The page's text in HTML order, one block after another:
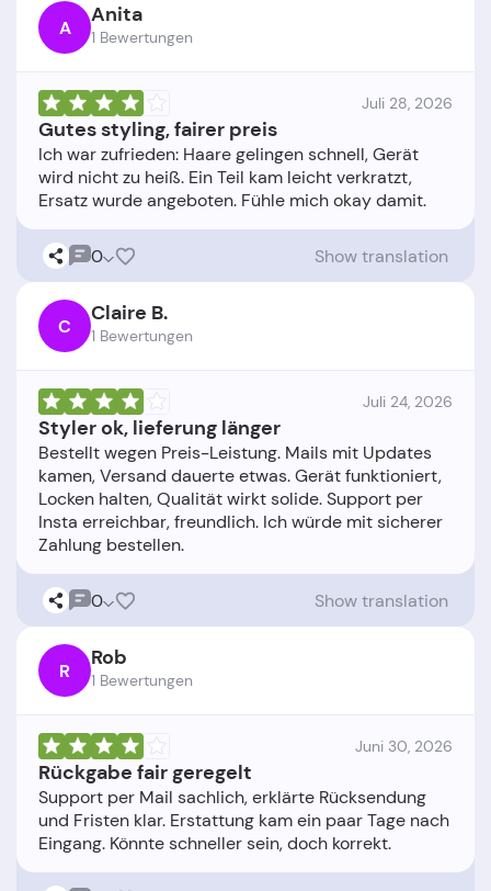
A Anita
1 Bewertungen
Juli 28, 2026
Gutes styling, fairer preis
Ich war zufrieden: Haare gelingen schnell, Gerät
wird nicht zu heiß. Ein Teil kam leicht verkratzt,
0 Show translation
C Claire B.
1 Bewertungen
Juli 24, 2026
Styler ok, lieferung länger
Bestellt wegen Preis-Leistung. Mails mit Updates
kamen, Versand dauerte etwas. Gerät funktioniert,
Locken halten, Qualität wirkt solide. Support per
Insta erreichbar, freundlich. Ich würde mit sicherer
0 Show translation
R Rob
1 Bewertungen
Juni 30, 2026
Rückgabe fair geregelt
Support per Mail sachlich, erklärte Rücksendung
und Fristen klar. Erstattung kam ein paar Tage nach